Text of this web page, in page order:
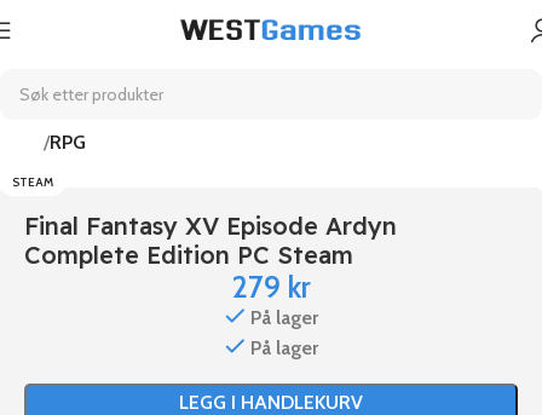
RPG
STEAM
Final Fantasy XV Episode Ardyn
Complete Edition PC Steam
279 kr
På lager
På lager
LEGG I HANDLEKURV